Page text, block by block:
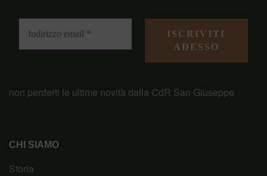
CHI SIAMO
Storia
non perderti le ultime novità dalla CdR San Giuseppe